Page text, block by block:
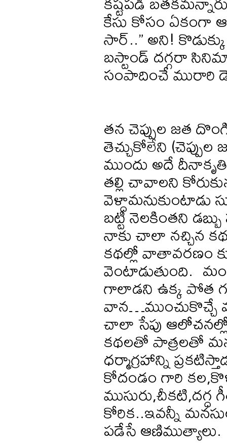
కేసు కోసం ఏకంగా
సార్..” అని!
బస్టాండ్ దగ్గరా
సంపాదించే మురారి
తన చెప్పుల జత
తెచ్చుకోలేని
ముందు అదే
తల్లి చావాలని
వెళ్దామనుకుంటాడు
బట్టి నెలకింతని
నాకు చాలా నచ్చిన
కథల్లో వాతావరణం
వెంటాడుతుంది.
గాలాడని ఉక్క పోత
చాలా సేపు
కథలతో పాత్రలతో
ధర్మాగ్రహాన్ని
కోదండం గారి
ముసురు,చీకటి,దగ్ధ
కోరిక..ఇవన్నీ
పడేసే ఆణిముత్యాలు.